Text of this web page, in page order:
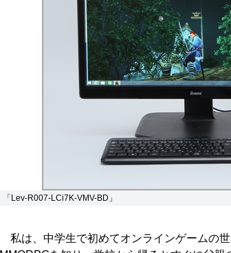
「Lev-R007-LCi7K-VMV-BD」
私は、中学生で初めてオンラインゲームの